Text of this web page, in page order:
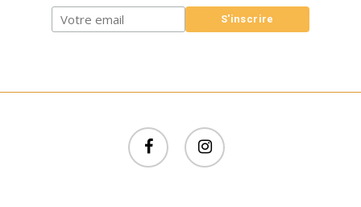
facebook instagram